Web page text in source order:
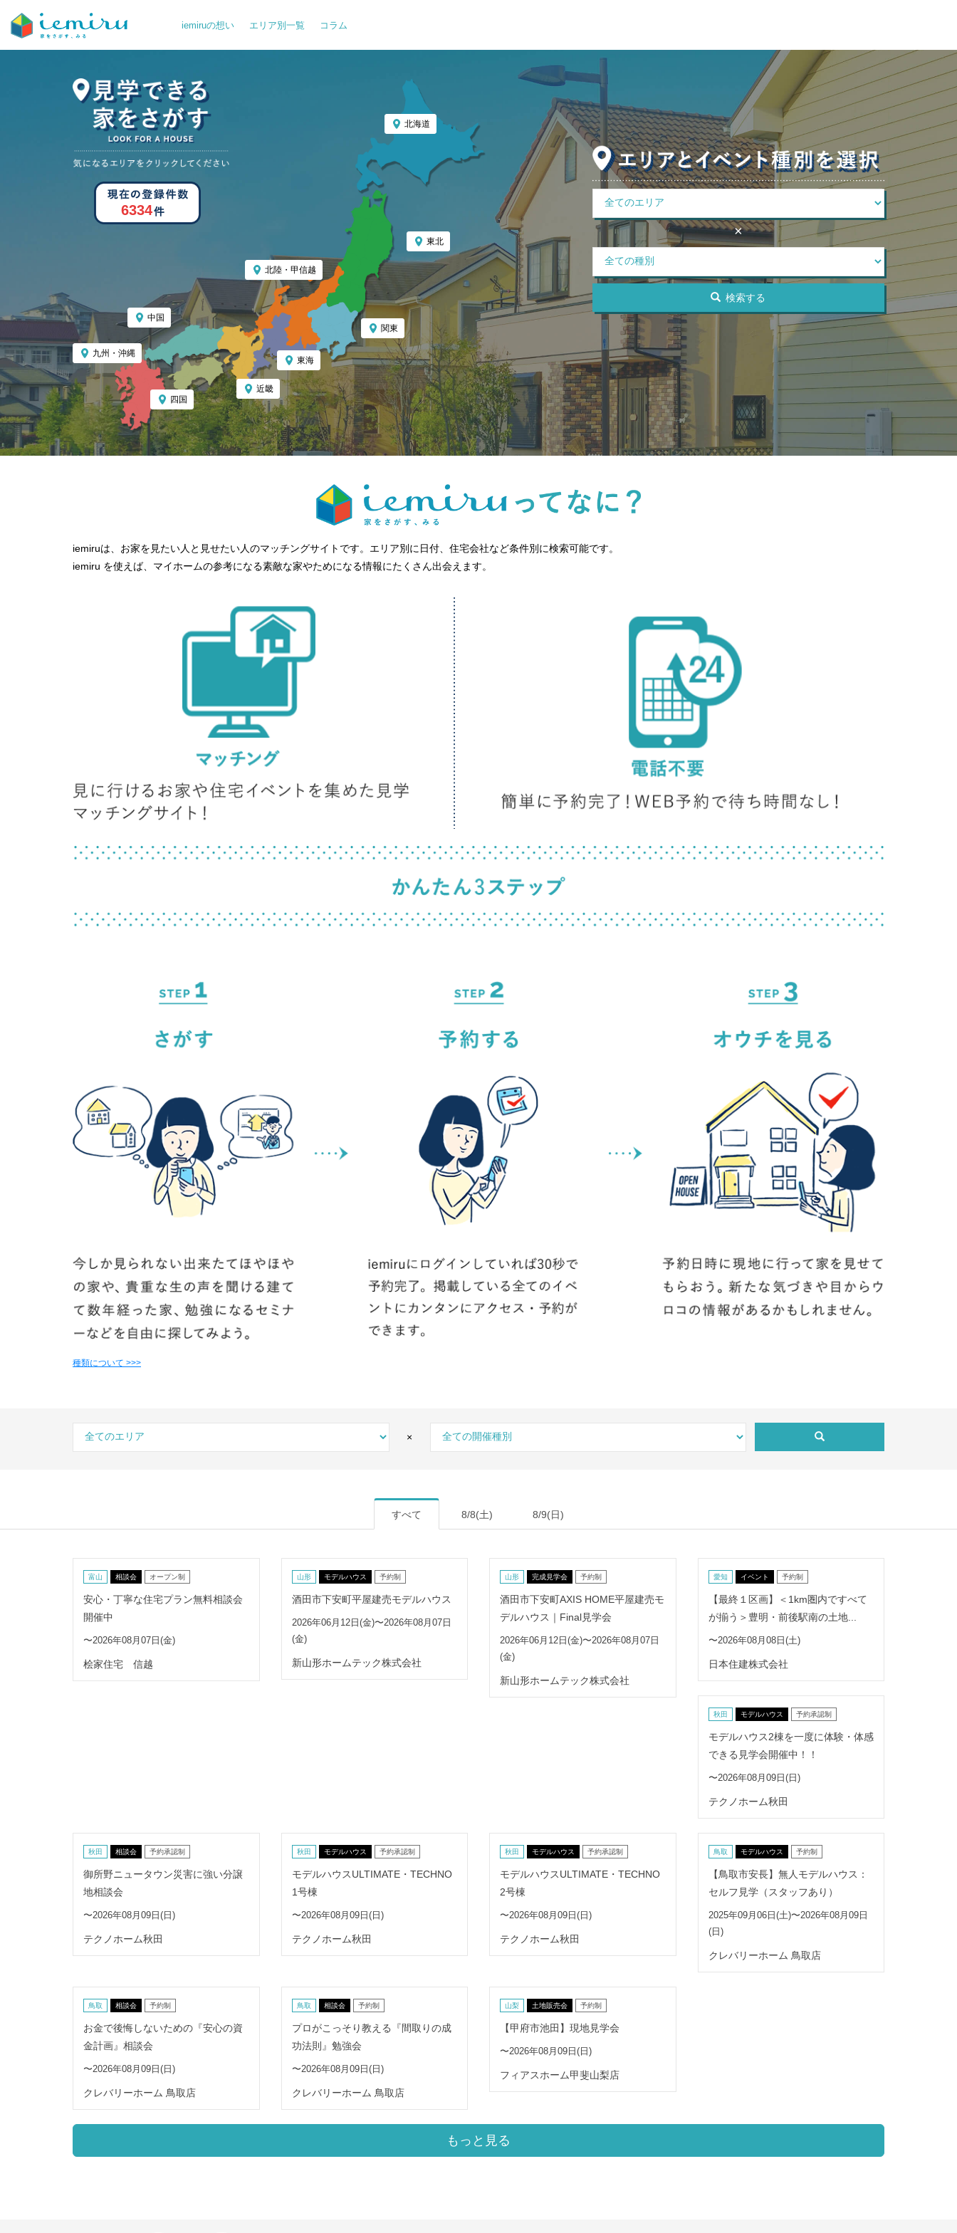
iemiruの想い エリア別一覧 コラム
6334
北海道
東北
北陸・甲信越
関東
東海
近畿
中国
四国
九州・沖縄
×
検索する
iemiruは、お家を見たい人と見せたい人のマッチングサイトです。エリア別に日付、住宅会社など条件別に検索可能です。
iemiru を使えば、マイホームの参考になる素敵な家やためになる情報にたくさん出会えます。
種類について >>>
×
すべて 8/8(土) 8/9(日)
富山 相談会 オープン制
安心・丁寧な住宅プラン無料相談会
開催中
〜2026年08月07日(金)
桧家住宅 信越
山形 モデルハウス 予約制
酒田市下安町平屋建売モデルハウス
2026年06月12日(金)〜2026年08月07日
(金)
新山形ホームテック株式会社
山形 完成見学会 予約制
酒田市下安町AXIS HOME平屋建売モ
デルハウス｜Final見学会
2026年06月12日(金)〜2026年08月07日
(金)
新山形ホームテック株式会社
愛知 イベント 予約制
【最終１区画】＜1km圏内ですべて
が揃う＞豊明・前後駅南の土地...
〜2026年08月08日(土)
日本住建株式会社
秋田 モデルハウス 予約承認制
モデルハウス2棟を一度に体験・体感
できる見学会開催中！！
〜2026年08月09日(日)
テクノホーム秋田
秋田 相談会 予約承認制
御所野ニュータウン災害に強い分譲
地相談会
〜2026年08月09日(日)
テクノホーム秋田
秋田 モデルハウス 予約承認制
モデルハウスULTIMATE・TECHNO
1号棟
〜2026年08月09日(日)
テクノホーム秋田
秋田 モデルハウス 予約承認制
モデルハウスULTIMATE・TECHNO
2号棟
〜2026年08月09日(日)
テクノホーム秋田
鳥取 モデルハウス 予約制
【鳥取市安長】無人モデルハウス：
セルフ見学（スタッフあり）
2025年09月06日(土)〜2026年08月09日
(日)
クレバリーホーム 鳥取店
鳥取 相談会 予約制
お金で後悔しないための『安心の資
金計画』相談会
〜2026年08月09日(日)
クレバリーホーム 鳥取店
鳥取 相談会 予約制
プロがこっそり教える『間取りの成
功法則』勉強会
〜2026年08月09日(日)
クレバリーホーム 鳥取店
山梨 土地販売会 予約制
【甲府市池田】現地見学会
〜2026年08月09日(日)
フィアスホーム甲斐山梨店
もっと見る